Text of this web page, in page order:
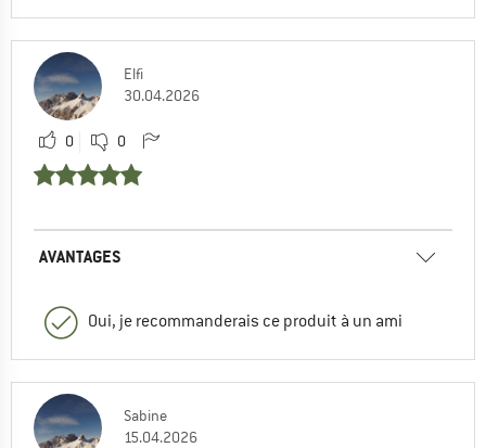
Elfi
30.04.2026
0 0
AVANTAGES
Oui, je recommanderais ce produit à un ami
Sabine
15.04.2026